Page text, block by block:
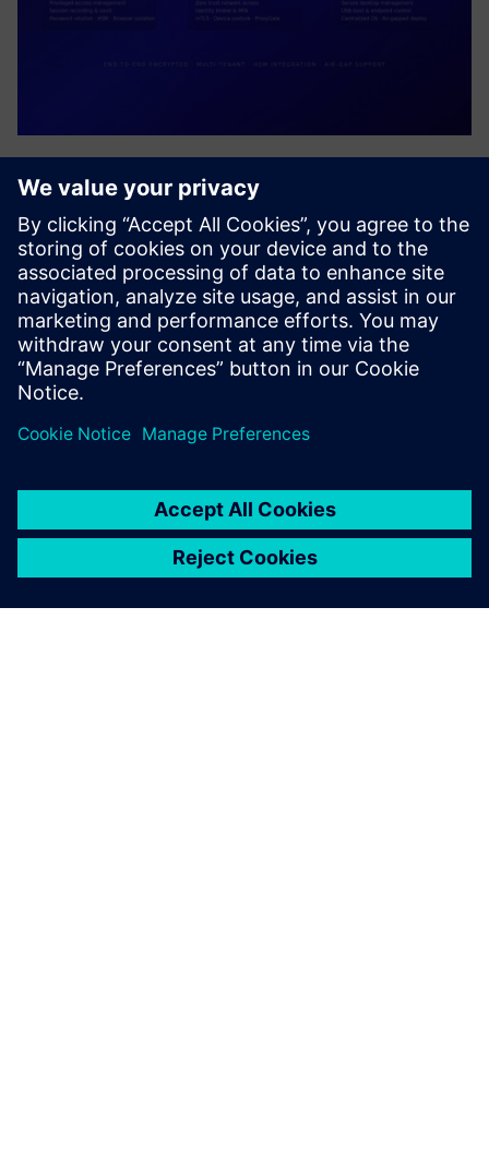
ASGER PLATFORM
Unified cybersecurity suite delivering Privileged Access
Management (PAM), Zero Trust Network Access (ZTNA),
and Secure Desktop Management (XOS). AIR-Gap resource
access, end-to-end encrypted, multi-tenant enterprise
platform with...
További információk